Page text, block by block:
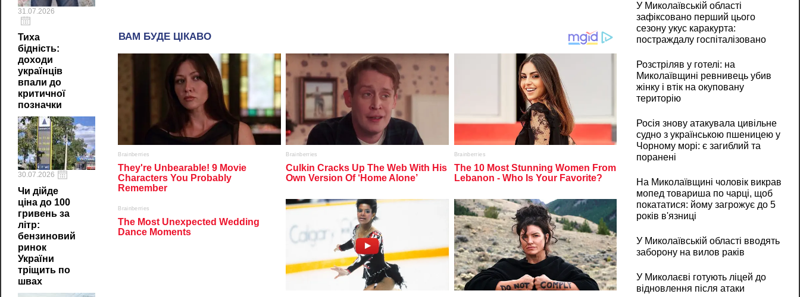
31.07.2026
Тиха
бідність:
доходи
українців
впали до
критичної
позначки
30.07.2026
Чи дійде
ціна до 100
гривень за
літр:
бензиновий
ринок
України
тріщить по
швах
У Миколаївській області
зафіксовано перший цього
сезону укус каракурта:
постраждалу госпіталізовано
Розстріляв у готелі: на
Миколаївщині ревнивець убив
жінку і втік на окуповану
територію
Росія знову атакувала цивільне
судно з українською пшеницею у
Чорному морі: є загиблий та
поранені
На Миколаївщині чоловік викрав
мопед товариша по чарці, щоб
покататися: йому загрожує до 5
років в'язниці
У Миколаївській області вводять
заборону на вилов раків
У Миколаєві готують ліцей до
відновлення після атаки